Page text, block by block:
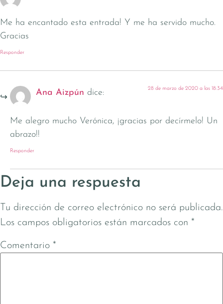
Me ha encantado esta entrada! Y me ha servido mucho.
Gracias
Responder
Ana Aizpún dice: 28 de marzo de 2020 a las 18:34
Me alegro mucho Verónica, ¡gracias por decírmelo! Un
abrazo!!
Responder
Deja una respuesta
Tu dirección de correo electrónico no será publicada.
Los campos obligatorios están marcados con *
Comentario *